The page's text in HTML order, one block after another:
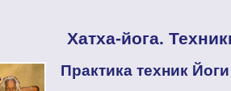
Хатха-йога.
Практика техник